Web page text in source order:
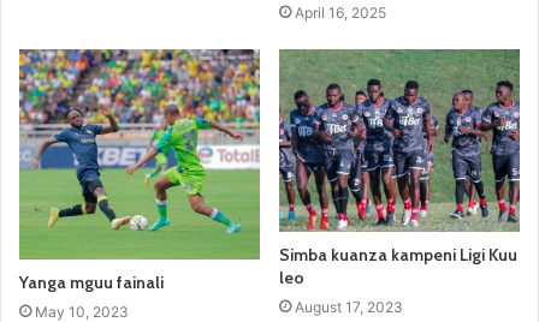
April 16, 2025
Yanga mguu fainali
May 10, 2023
Simba kuanza kampeni Ligi Kuu
leo
August 17, 2023